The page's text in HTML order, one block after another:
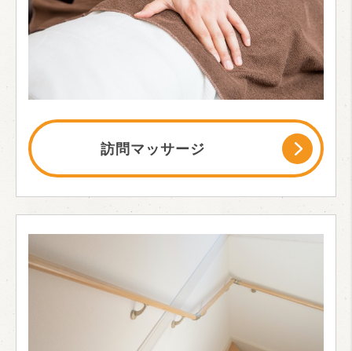
訪問マッサージ